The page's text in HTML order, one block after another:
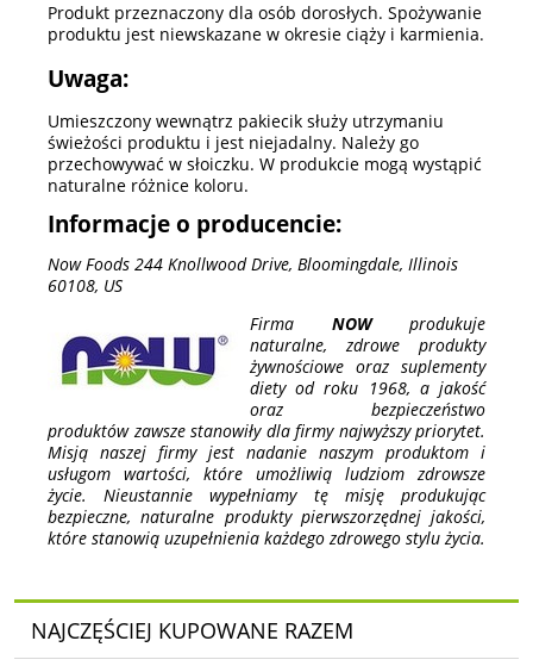
Produkt przeznaczony dla osób dorosłych. Spożywanie
produktu jest niewskazane w okresie ciąży i karmienia.
Uwaga:
Umieszczony wewnątrz pakiecik służy utrzymaniu
świeżości produktu i jest niejadalny. Należy go
przechowywać w słoiczku. W produkcie mogą wystąpić
naturalne różnice koloru.
Informacje o producencie:
Now Foods 244 Knollwood Drive, Bloomingdale, Illinois
60108, US
Firma NOWprodukuje
naturalne, zdrowe produkty
żywnościowe oraz suplementy
diety od roku 1968, a jakość
oraz bezpieczeństwo
produktów zawsze stanowiły dla firmy najwyższy priorytet.
Misją naszej firmy jest nadanie naszym produktom i
usługom wartości, które umożliwią ludziom zdrowsze
życie. Nieustannie wypełniamy tę misję produkując
bezpieczne, naturalne produkty pierwszorzędnej jakości,
które stanowią uzupełnienia każdego zdrowego stylu życia.
NAJCZĘŚCIEJ KUPOWANE RAZEM